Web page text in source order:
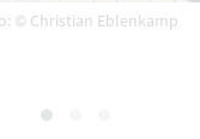
© Christian Eblenkamp